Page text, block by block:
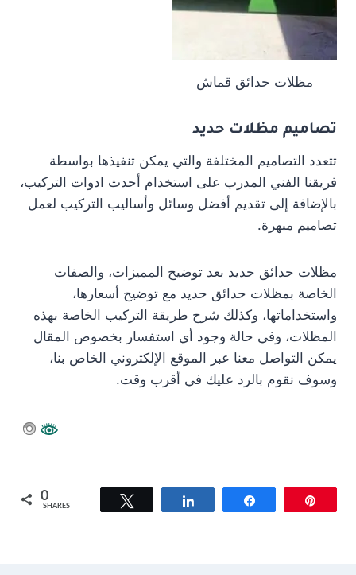
مظلات حدائق قماش
تصاميم مظلات حديد
تتعدد التصاميم المختلفة والتي يمكن تنفيذها بواسطة
فريقنا الفني المدرب على استخدام أحدث ادوات التركيب،
بالإضافة إلى تقديم أفضل وسائل وأساليب التركيب لعمل
تصاميم مبهرة.
مظلات حدائق حديد بعد توضيح المميزات، والصفات
الخاصة بمظلات حدائق حديد مع توضيح أسعارها،
واستخداماتها، وكذلك شرح طريقة التركيب الخاصة بهذه
المظلات، وفي حالة وجود أي استفسار بخصوص المقال
يمكن التواصل معنا عبر الموقع الإلكتروني الخاص بنا،
وسوف نقوم بالرد عليك في أقرب وقت.
0
SHARES